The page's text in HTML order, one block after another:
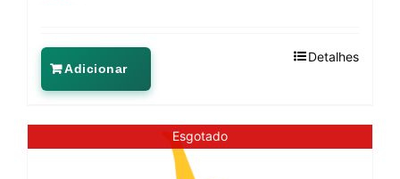
Adicionar
Detalhes
Esgotado